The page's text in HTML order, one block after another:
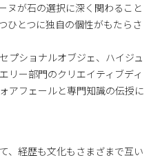
ヌが石の選択に深く関わること
ひとつに独自の個性がもたらさ
プショナルオブジェ、ハイジュ
リー部門のクリエイティブディ
アフェールと専門知識の伝授に
、経歴も文化もさまざまで互い